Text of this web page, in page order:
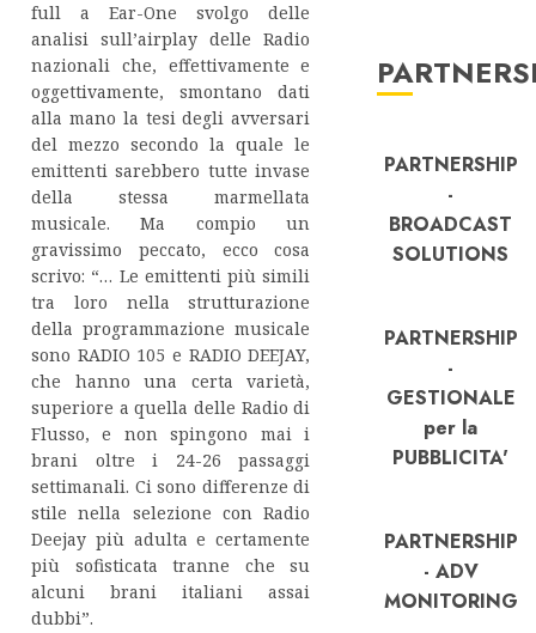
full a Ear-One svolgo delle
analisi sull’airplay delle Radio
nazionali che, effettivamente e
oggettivamente, smontano dati
alla mano la tesi degli avversari
del mezzo secondo la quale le
emittenti sarebbero tutte invase
della stessa marmellata
musicale. Ma compio un
gravissimo peccato, ecco cosa
scrivo: “… Le emittenti più simili
tra loro nella strutturazione
della programmazione musicale
sono RADIO 105 e RADIO DEEJAY,
che hanno una certa varietà,
superiore a quella delle Radio di
Flusso, e non spingono mai i
brani oltre i 24-26 passaggi
settimanali. Ci sono differenze di
stile nella selezione con Radio
Deejay più adulta e certamente
più sofisticata tranne che su
alcuni brani italiani assai
dubbi”.
PARTNERSHIP
-
BROADCAST
SOLUTIONS
PARTNERSHIP
-
GESTIONALE
per la
PUBBLICITA'
PARTNERSHIP
- ADV
MONITORING